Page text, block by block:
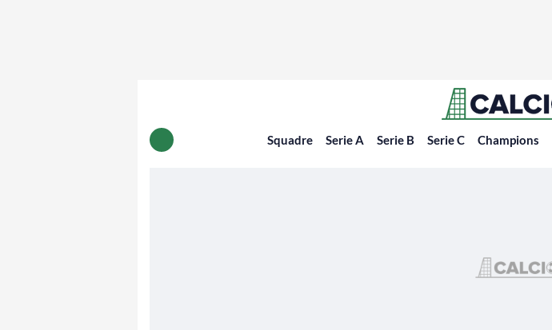
Squadre Serie A Serie B Serie C Champions